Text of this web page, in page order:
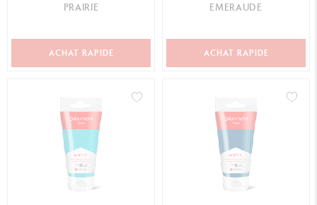
PRAIRIE
ACHAT RAPIDE
EMERAUDE
ACHAT RAPIDE